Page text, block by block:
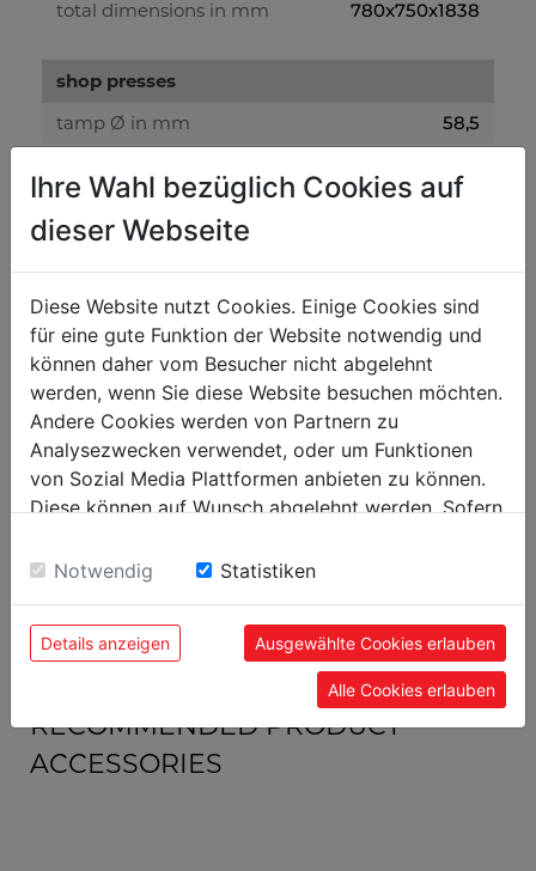
total dimensions in mm 780x750x1838
shop presses
tamp Ø in mm
58,5
weight
gross weight in kg
net weight in kg
170
packaging
packaging width in mm
335
packaging length in mm
packaging height in mm
295
EAN code
RECOMMENDED PRODUCT
ACCESSORIES
Ihre Wahl bezüglich Cookies auf
dieser Webseite
Diese Website nutzt Cookies. Einige Cookies sind
für eine gute Funktion der Website notwendig und
können daher vom Besucher nicht abgelehnt
werden, wenn Sie diese Website besuchen möchten.
Andere Cookies werden von Partnern zu
Analysezwecken verwendet, oder um Funktionen
von Sozial Media Plattformen anbieten zu können.
Diese können auf Wunsch abgelehnt werden. Sofern
Einwilligung zu unseren Cookies.
Notwendig Statistiken
Details anzeigen Ausgewählte Cookies erlauben
Alle Cookies erlauben